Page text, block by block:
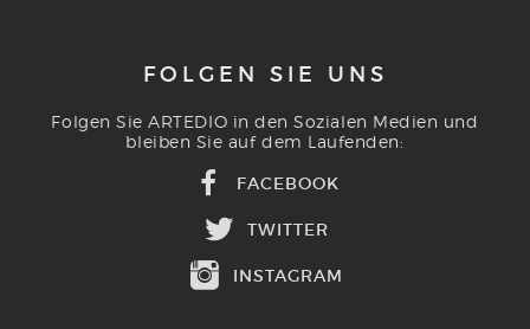
FOLGEN SIE UNS
Folgen Sie ARTEDIO in den Sozialen Medien und
bleiben Sie auf dem Laufenden:
FACEBOOK
TWITTER
INSTAGRAM